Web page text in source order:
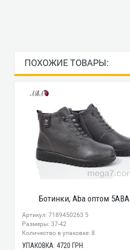
ПОХОЖИЕ ТОВАРЫ:
Ботинки, Aba оптом
Артикул: 7189450263 5
Размеры: 37-42
Количество в упаковке: 8
УПАКОВКА:4720 ГРН.